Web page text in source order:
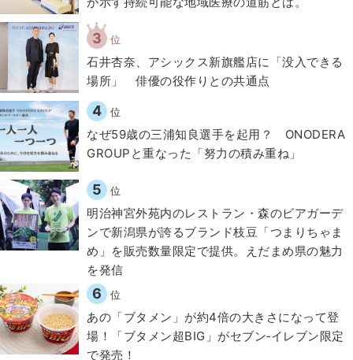
3 位
石井杏奈、アシックス新旗艦店に「没入できる
場所」 俳優の役作りとの共通点
4 位
なぜ59歳の三浦知良選手を起用？ ONODERA
GROUPと重なった「努力の積み重ね」
5 位
明治神宮外苑内のレストラン・森のビアガーデ
ンで新潟県が誇るブランド枝豆「つまりちゃま
め」を販売数量限定で提供。えだまめ県の魅力
を発信
6 位
あの「ブタメン」が約4倍の大きさになって登
場！「ブタメン超BIG」がセブン‐イレブン限定
で発売！